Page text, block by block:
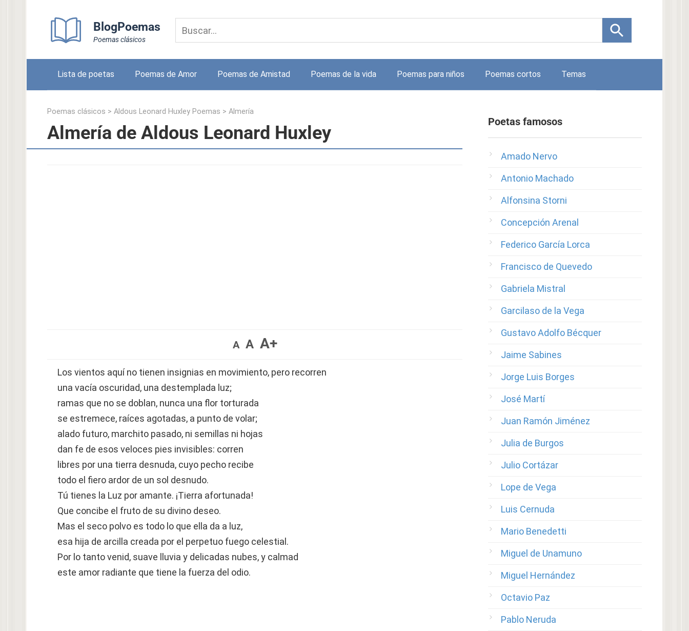
BlogPoemas
Poemas clásicos
Lista de poetas Poemas de Amor Poemas de Amistad Poemas de la vida Poemas para niños Poemas cortos Temas
Poemas clásicos > Aldous Leonard Huxley Poemas > Almería
Almería de Aldous Leonard Huxley
A A A+
Los vientos aquí no tienen insignias en movimiento, pero recorren
una vacía oscuridad, una destemplada luz;
ramas que no se doblan, nunca una flor torturada
se estremece, raíces agotadas, a punto de volar;
alado futuro, marchito pasado, ni semillas ni hojas
dan fe de esos veloces pies invisibles: corren
libres por una tierra desnuda, cuyo pecho recibe
todo el fiero ardor de un sol desnudo.
Tú tienes la Luz por amante. ¡Tierra afortunada!
Que concibe el fruto de su divino deseo.
Mas el seco polvo es todo lo que ella da a luz,
esa hija de arcilla creada por el perpetuo fuego celestial.
Por lo tanto venid, suave lluvia y delicadas nubes, y calmad
este amor radiante que tiene la fuerza del odio.
Poetas famosos
Amado Nervo
Antonio Machado
Alfonsina Storni
Concepción Arenal
Federico García Lorca
Francisco de Quevedo
Gabriela Mistral
Garcilaso de la Vega
Gustavo Adolfo Bécquer
Jaime Sabines
Jorge Luis Borges
José Martí
Juan Ramón Jiménez
Julia de Burgos
Julio Cortázar
Lope de Vega
Luis Cernuda
Mario Benedetti
Miguel de Unamuno
Miguel Hernández
Octavio Paz
Pablo Neruda